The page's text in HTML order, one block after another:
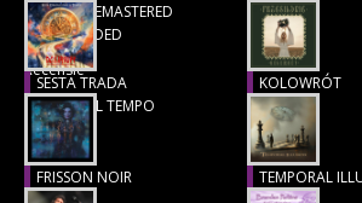
(1977), REMASTERED
& EXTENDED
Recensie
Recensie
SESTA TRADA
LUNGO IL TEMPO
Recensie
KOLOWRÓT
Recensie
FRISSON NOIR
TEMPORAL